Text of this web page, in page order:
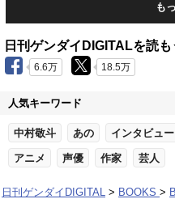
も
日刊ゲンダイDIGITALを読も
6.6万 18.5万
人気キーワード
中村敬斗 あの インタビュー
アニメ 声優 作家 芸人
日刊ゲンダイDIGITAL BOOKS